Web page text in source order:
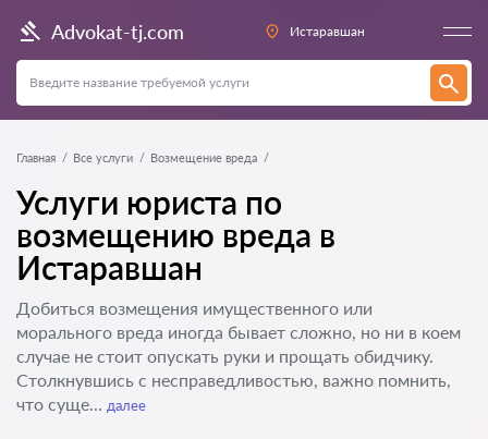
Advokat-tj.com Истаравшан
Главная Все услуги Возмещение вреда
Услуги юриста по
возмещению вреда в
Истаравшан
Добиться возмещения имущественного или
морального вреда иногда бывает сложно, но ни в коем
случае не стоит опускать руки и прощать обидчику.
Столкнувшись с несправедливостью, важно помнить,
что суще... далее